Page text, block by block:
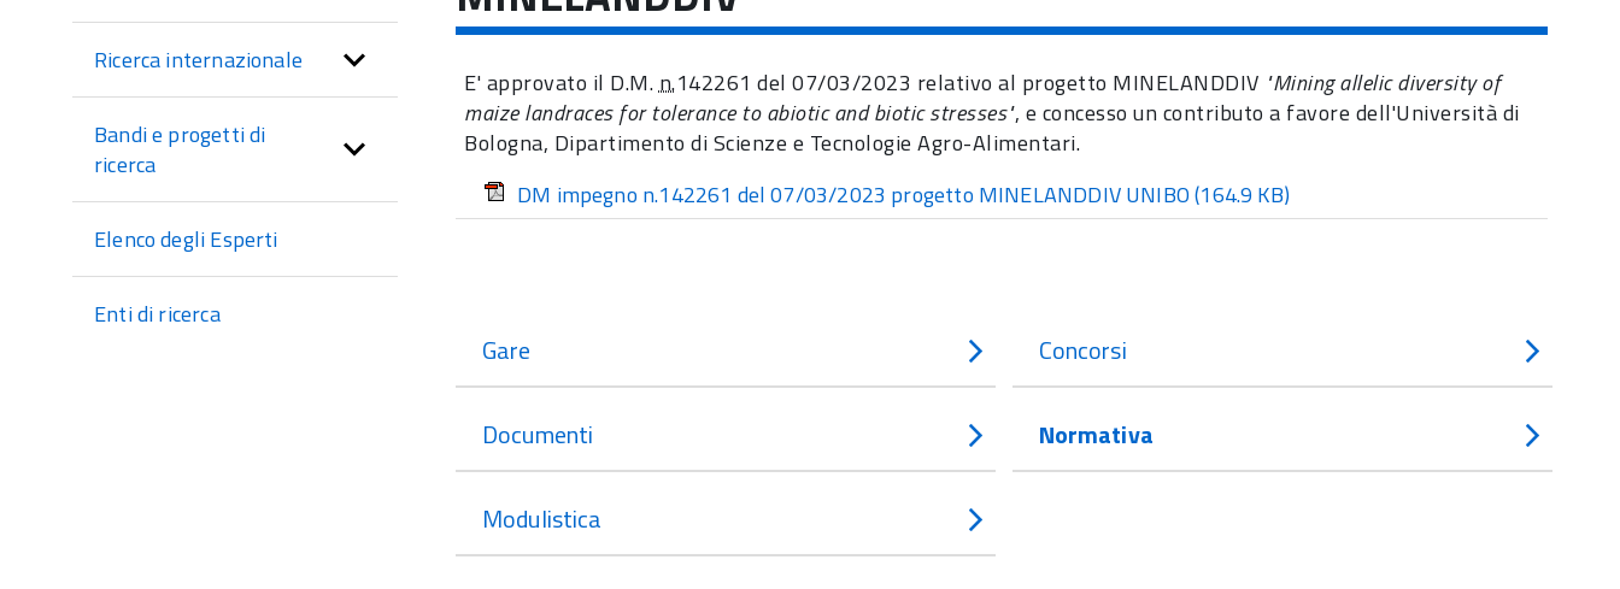
sezione
Ricerca internazionale
Bandi e progetti di
ricerca
Elenco degli Esperti
Enti di ricerca
E' approvato il D.M.n.142261 del 07/03/2023 relativo al progetto MINELANDDIV "Mining allelic diversity of
maize landraces for tolerance to abiotic and biotic stresses", e concesso un contributo a favore dell'Università di
Bologna, Dipartimento di Scienze e Tecnologie Agro-Alimentari.
DM impegno n.142261 del 07/03/2023 progetto MINELANDDIV UNIBO(164.9 KB)
Gare Concorsi
Documenti Normativa
Modulistica